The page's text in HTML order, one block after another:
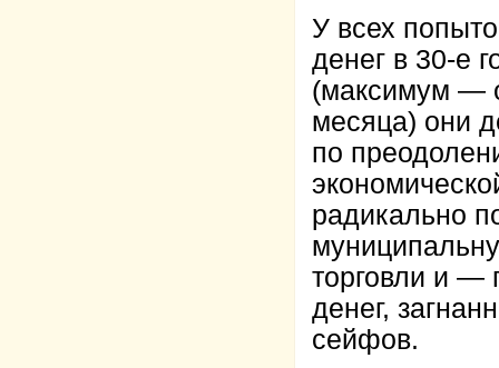
У всех
денег в 30-е
(максимум —
месяца) они
по
радикально
торговли и —
денег,
сейфов.